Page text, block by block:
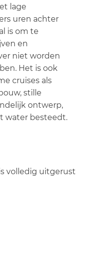
lage
uren achter
is om te
en
niet worden
Het is ook
cruises als
stille
ontwerp,
water besteedt.
volledig uitgerust